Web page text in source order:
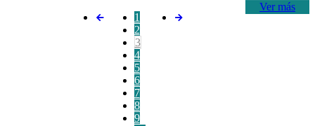
Ver más
1
2
3
4
5
6
7
8
9